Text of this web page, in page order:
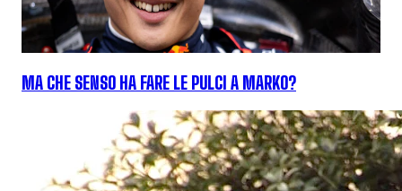
MA CHE SENSO HA FARE LE PULCI A MARKO?